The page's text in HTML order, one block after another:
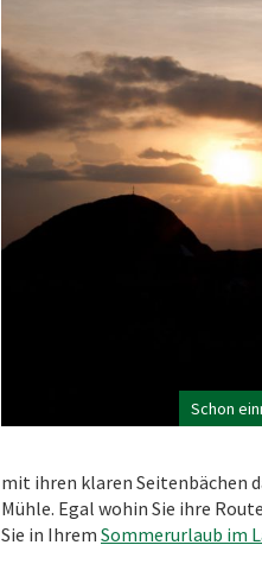
Schon
mit ihren klaren Seitenbächen
Mühle. Egal wohin Sie ihre
Sie in Ihrem Sommerurlaub im